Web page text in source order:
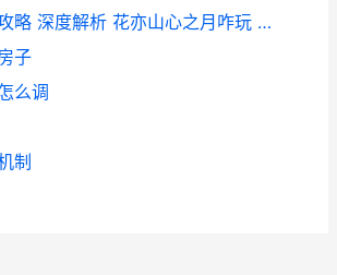
花亦山心之月攻略 深度解析 花亦山心之月咋玩 游戏玩法与技巧
子
么调
制